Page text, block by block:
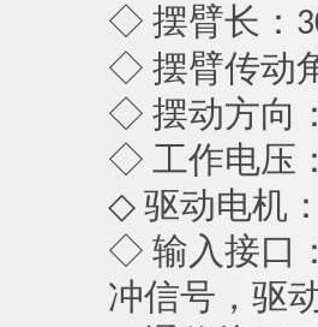
◇ 摆臂长： 3
◇ 摆臂传动
◇ 摆动方向
◇ 工作电压：
◇ 驱动电机
◇ 输入接口
冲信号，驱